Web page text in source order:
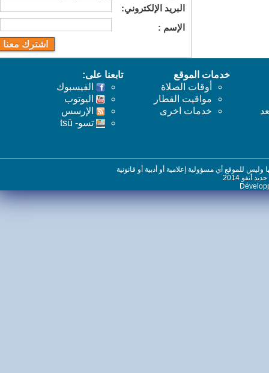
البريد اﻹلكتروني:
اﻹسم :
خدمات الموقع
أوقات الصلاة
مواقيت القطار
خدمات اخرى
تابعنا على:
الفيسبوك
اليوتوب
اﻹرسس
تسو- tsū
للموقع أي مسؤولية إعلامية أو أدبية أو قانونية
2014